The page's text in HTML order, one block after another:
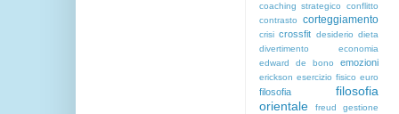
coaching strategico
conflitto
contrasto
corteggiamento
crisi crossfit desiderio dieta
divertimento
economia
edward de bono
emozioni
erickson esercizio fisico euro
filosofia
filosofia
orientale
freud
gestione